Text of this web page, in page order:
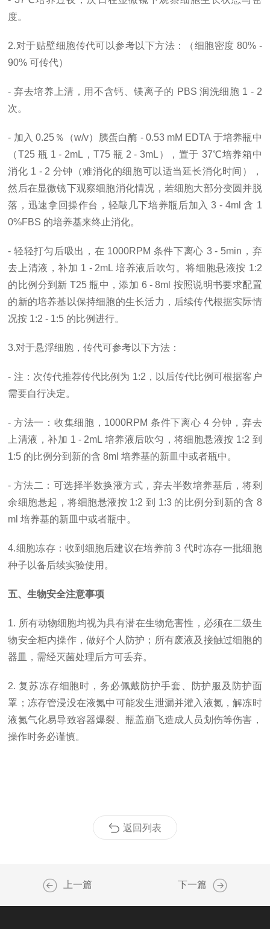
度。
2.对于贴壁细胞传代可以参考以下方法：（细胞密度 80% -
90% 可传代）
- 弃去培养上清，用不含钙、镁离子的 PBS 润洗细胞 1 - 2
次。
- 加入 0.25％（w/v）胰蛋白酶 - 0.53 mM EDTA 于培养瓶中
（T25 瓶 1 - 2mL，T75 瓶 2 - 3mL），置于 37℃培养箱中
消化 1 - 2 分钟（难消化的细胞可以适当延长消化时间），
然后在显微镜下观察细胞消化情况，若细胞大部分变圆并脱
落，迅速拿回操作台，轻敲几下培养瓶后加入 3 - 4ml 含 1
0%FBS 的培养基来终止消化。
- 轻轻打匀后吸出，在 1000RPM 条件下离心 3 - 5min，弃
去上清液，补加 1 - 2mL 培养液后吹匀。将细胞悬液按 1:2
的比例分到新 T25 瓶中，添加 6 - 8ml 按照说明书要求配置
的新的培养基以保持细胞的生长活力，后续传代根据实际情
况按 1:2 - 1:5 的比例进行。
3.对于悬浮细胞，传代可参考以下方法：
- 注：次传代推荐传代比例为 1:2，以后传代比例可根据客户
需要自行决定。
- 方法一：收集细胞，1000RPM 条件下离心 4 分钟，弃去
上清液，补加 1 - 2mL 培养液后吹匀，将细胞悬液按 1:2 到
1:5 的比例分到新的含 8ml 培养基的新皿中或者瓶中。
- 方法二：可选择半数换液方式，弃去半数培养基后，将剩
余细胞悬起，将细胞悬液按 1:2 到 1:3 的比例分到新的含 8
ml 培养基的新皿中或者瓶中。
4.细胞冻存：收到细胞后建议在培养前 3 代时冻存一批细胞
种子以备后续实验使用。
五、生物安全注意事项
1. 所有动物细胞均视为具有潜在生物危害性，必须在二级生
物安全柜内操作，做好个人防护；所有废液及接触过细胞的
器皿，需经灭菌处理后方可丢弃。
2. 复苏冻存细胞时，务必佩戴防护手套、防护服及防护面
罩；冻存管浸没在液氮中可能发生泄漏并灌入液氮，解冻时
液氮气化易导致容器爆裂、瓶盖崩飞造成人员划伤等伤害，
操作时务必谨慎。
返回列表
上一篇 下一篇